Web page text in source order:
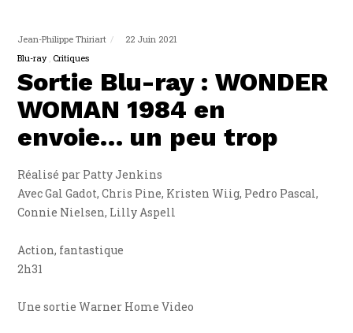
Jean-Philippe Thiriart
22 Juin 2021
Blu-ray Critiques
Sortie Blu-ray : WONDER
WOMAN 1984 en
envoie… un peu trop
Réalisé par Patty Jenkins
Avec Gal Gadot, Chris Pine, Kristen Wiig, Pedro Pascal,
Connie Nielsen, Lilly Aspell
Action, fantastique
2h31
Une sortie Warner Home Video